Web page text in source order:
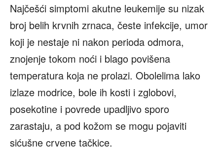
Najčešći simptomi akutne leukemije su nizak
broj belih krvnih zrnaca, česte infekcije, umor
koji je nestaje ni nakon perioda odmora,
znojenje tokom noći i blago povišena
temperatura koja ne prolazi. Obolelima lako
izlaze modrice, bole ih kosti i zglobovi,
posekotine i povrede upadljivo sporo
zarastaju, a pod kožom se mogu pojaviti
sićušne crvene tačkice.